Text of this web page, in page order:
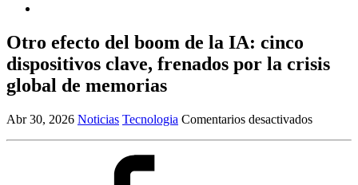
Otro efecto del boom de la IA: cinco
dispositivos clave, frenados por la crisis
global de memorias
Abr 30, 2026 Noticias Tecnologia Comentarios desactivadosen